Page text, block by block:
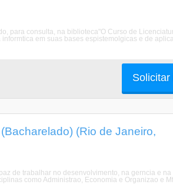
para consulta, na biblioteca"O Curso de
em suas bases espistemolgicas e de
(Rio de Janeiro,
de trabalhar no desenvolvimento, na gerncia e
como Administrao, Economia e Organizao e